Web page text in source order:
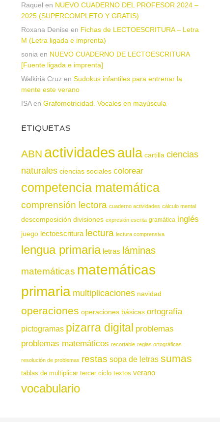
Raquel en NUEVO CUADERNO DEL PROFESOR 2024 –
2025 (SUPERCOMPLETO Y GRATIS)
Roxana Denise en Fichas de LECTOESCRITURA – Letra
M (Letra ligada e imprenta)
sonia en NUEVO CUADERNO DE LECTOESCRITURA
[Fuente ligada e imprenta]
Walkiria Cruz en Sudokus infantiles para entrenar la
mente este verano
ISAen Grafomotricidad. Vocales en mayúscula
ETIQUETAS
ABN actividadesaula cartilla ciencias
naturales ciencias sociales colorear
competencia matemática
comprensión lectora cuaderno actividades cálculo mental
descomposición divisiones expresión escrita gramática inglés
juego lectoescritura lectura lectura comprensiva
lengua primaria letras láminas
matemáticas matemáticas
primaria multiplicaciones navidad
operaciones operaciones básicas ortografía
pictogramas pizarra digital problemas
problemas matemáticos recortable reglas ortográficas
resolución de problemas restas sopa de letras sumas
tablas de multiplicar tercer ciclo textos verano
vocabulario